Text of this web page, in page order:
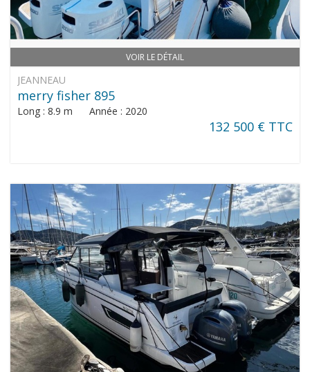
VOIR LE DÉTAIL
JEANNEAU
merry fisher 895
Long : 8.9 m Année : 2020
132 500 € TTC